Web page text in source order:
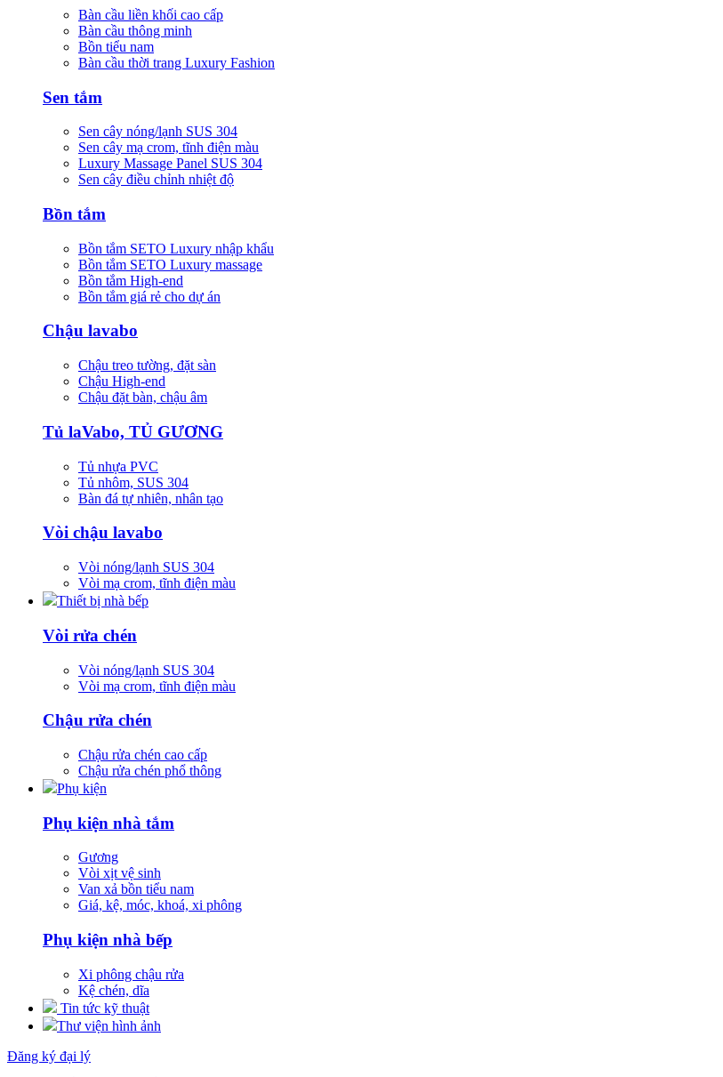
Bàn cầu liền khối cao cấp
Bàn cầu thông minh
Bồn tiểu nam
Bàn cầu thời trang Luxury Fashion
Sen tắm
Sen cây nóng/lạnh SUS 304
Sen cây mạ crom, tĩnh điện màu
Luxury Massage Panel SUS 304
Sen cây điều chỉnh nhiệt độ
Bồn tắm
Bồn tắm SETO Luxury nhập khẩu
Bồn tắm SETO Luxury massage
Bồn tắm High-end
Bồn tắm giá rẻ cho dự án
Chậu lavabo
Chậu treo tường, đặt sàn
Chậu High-end
Chậu đặt bàn, chậu âm
Tủ laVabo, TỦ GƯƠNG
Tủ nhựa PVC
Tủ nhôm, SUS 304
Bàn đá tự nhiên, nhân tạo
Vòi chậu lavabo
Vòi nóng/lạnh SUS 304
Vòi mạ crom, tĩnh điện màu
Thiết bị nhà bếp
Vòi rửa chén
Vòi nóng/lạnh SUS 304
Vòi mạ crom, tĩnh điện màu
Chậu rửa chén
Chậu rửa chén cao cấp
Chậu rửa chén phổ thông
Phụ kiện
Phụ kiện nhà tắm
Gương
Vòi xịt vệ sinh
Van xả bồn tiểu nam
Giá, kệ, móc, khoá, xi phông
Phụ kiện nhà bếp
Xi phông chậu rửa
Kệ chén, dĩa
Tin tức kỹ thuật
Thư viện hình ảnh
Đăng ký đại lý